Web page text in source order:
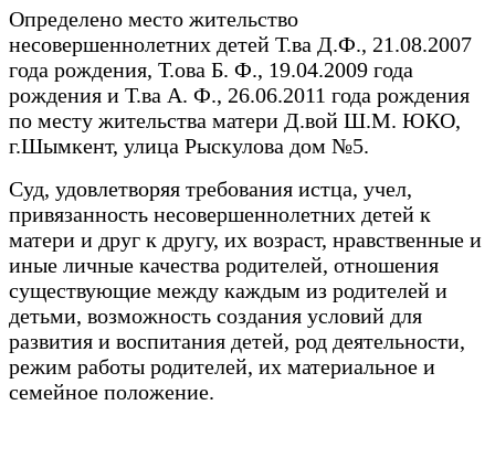
Определено место жительство
несовершеннолетних детей Т.ва Д.Ф., 21.08.2007
года рождения, Т.ова Б. Ф., 19.04.2009 года
рождения и Т.ва А. Ф., 26.06.2011 года рождения
по месту жительства матери Д.вой Ш.М. ЮКО,
г.Шымкент, улица Рыскулова дом №5.
Суд, удовлетворяя требования истца, учел,
привязанность несовершеннолетних детей к
матери и друг к другу, их возраст, нравственные и
иные личные качества родителей, отношения
существующие между каждым из родителей и
детьми, возможность создания условий для
развития и воспитания детей, род деятельности,
режим работы родителей, их материальное и
семейное положение.